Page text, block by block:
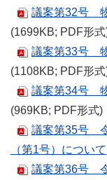
議案第32号
(1699KB; PDF形
議案第33号
(1108KB; PDF形
議案第34号
(969KB; PDF形式)
議案第35号
（第1号）について
議案第36号